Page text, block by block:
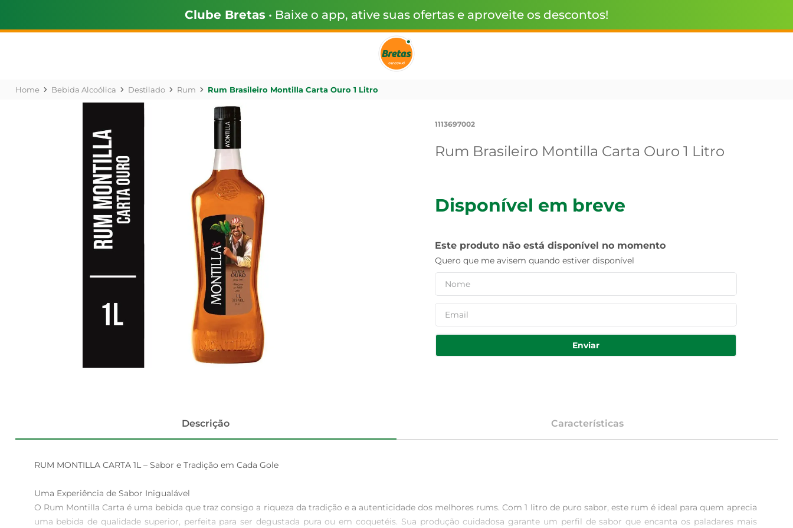
Clube Bretas • Baixe o app, ative suas ofertas e aproveite os descontos!
Bebida Alcoólica Destilado Rum Rum Brasileiro Montilla Carta Ouro 1 Litro
1113697002
Rum Brasileiro Montilla Carta Ouro 1 Litro
Disponível em breve
Este produto não está disponível no momento
Quero que me avisem quando estiver disponível
Enviar
Descrição Características
RUM MONTILLA CARTA 1L – Sabor e Tradição em Cada Gole
Uma Experiência de Sabor Inigualável
O Rum Montilla Carta é uma bebida que traz consigo a riqueza da tradição e a autenticidade dos melhores rums. Com 1 litro de puro sabor, este rum é ideal para quem aprecia
uma bebida de qualidade superior, perfeita para ser degustada pura ou em coquetéis. Sua produção cuidadosa garante um perfil de sabor que encanta os paladares mais